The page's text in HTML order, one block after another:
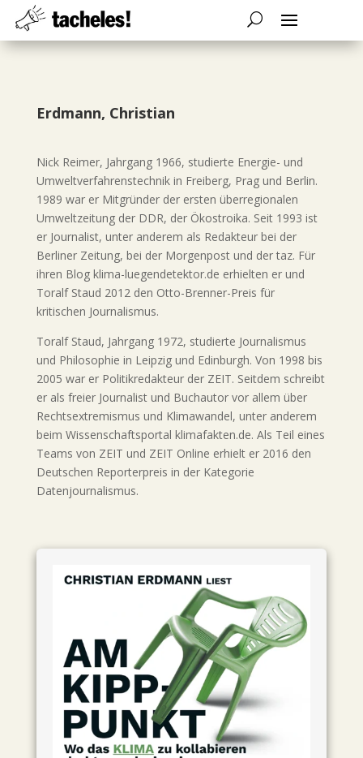
Erdmann, Christian
Nick Reimer, Jahrgang 1966, studierte Energie- und
Umweltverfahrenstechnik in Freiberg, Prag und Berlin.
1989 war er Mitgründer der ersten überregionalen
Umweltzeitung der DDR, der Ökostroika. Seit 1993 ist
er Journalist, unter anderem als Redakteur bei der
Berliner Zeitung, bei der Morgenpost und der taz. Für
ihren Blog klima-luegendetektor.de erhielten er und
Toralf Staud 2012 den Otto-Brenner-Preis für
kritischen Journalismus.
Toralf Staud, Jahrgang 1972, studierte Journalismus
und Philosophie in Leipzig und Edinburgh. Von 1998 bis
2005 war er Politikredakteur der ZEIT. Seitdem schreibt
er als freier Journalist und Buchautor vor allem über
Rechtsextremismus und Klimawandel, unter anderem
beim Wissenschaftsportal klimafakten.de. Als Teil eines
Teams von ZEIT und ZEIT Online erhielt er 2016 den
Deutschen Reporterpreis in der Kategorie
Datenjournalismus.